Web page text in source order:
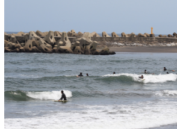
Unusually
Video Logs
Monthly Archive